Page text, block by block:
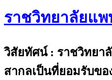
ราชวิทยาลัยแพ
วิสัยทัศน์ : ราชวิทยา
สากลเป็นที่ยอมรับขอ